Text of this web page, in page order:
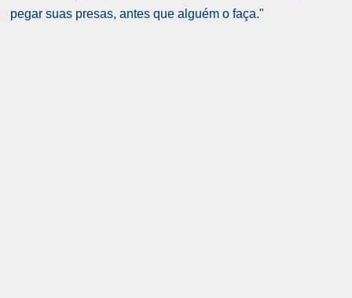
pegar suas presas, antes que alguém o faça."